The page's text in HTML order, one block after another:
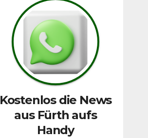
Kostenlos die News
aus Fürth aufs
Handy